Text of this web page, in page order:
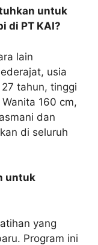
untuk
di PT KAI?
lain
usia
tahun, tinggi
160 cm,
dan
di seluruh
untuk
yang
Program ini